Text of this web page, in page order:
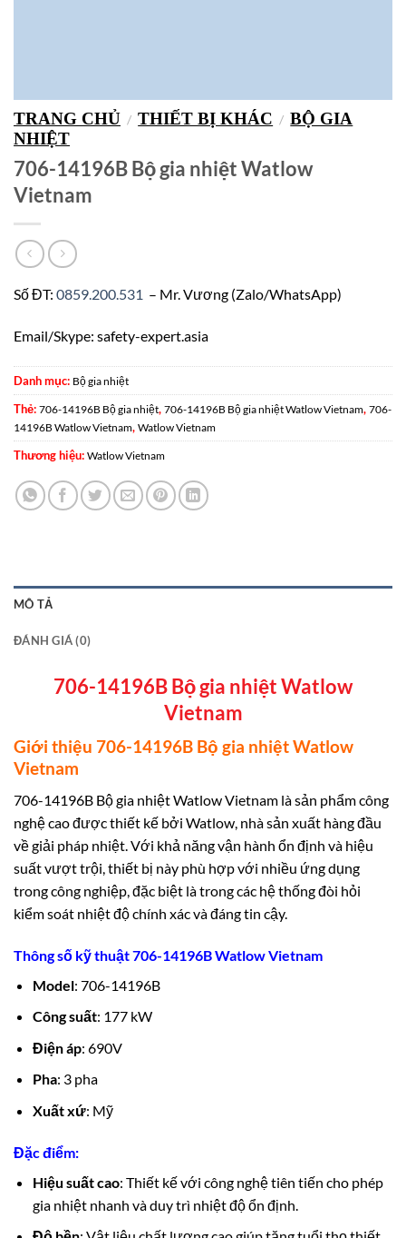
TRANG CHỦ / THIẾT BỊ KHÁC / BỘ GIA
NHIỆT
706-14196B Bộ gia nhiệt Watlow
Vietnam
Số ĐT: 0859.200.531 – Mr. Vương (Zalo/WhatsApp)
Email/Skype: safety-expert.asia
Danh mục: Bộ gia nhiệt
Thẻ: 706-14196B Bộ gia nhiệt, 706-14196B Bộ gia nhiệt Watlow Vietnam, 706-
14196B Watlow Vietnam, Watlow Vietnam
Thương hiệu: Watlow Vietnam
MÔ TẢ
ĐÁNH GIÁ (0)
706-14196B Bộ gia nhiệt Watlow
Vietnam
Giới thiệu 706-14196B Bộ gia nhiệt Watlow
Vietnam
706-14196B Bộ gia nhiệt Watlow Vietnam là sản phẩm công
nghệ cao được thiết kế bởi Watlow, nhà sản xuất hàng đầu
về giải pháp nhiệt. Với khả năng vận hành ổn định và hiệu
suất vượt trội, thiết bị này phù hợp với nhiều ứng dụng
trong công nghiệp, đặc biệt là trong các hệ thống đòi hỏi
kiểm soát nhiệt độ chính xác và đáng tin cậy.
Thông số kỹ thuật 706-14196B Watlow Vietnam
Model: 706-14196B
Công suất: 177 kW
Điện áp: 690V
Pha: 3 pha
Xuất xứ: Mỹ
Đặc điểm:
Hiệu suất cao: Thiết kế với công nghệ tiên tiến cho phép
gia nhiệt nhanh và duy trì nhiệt độ ổn định.